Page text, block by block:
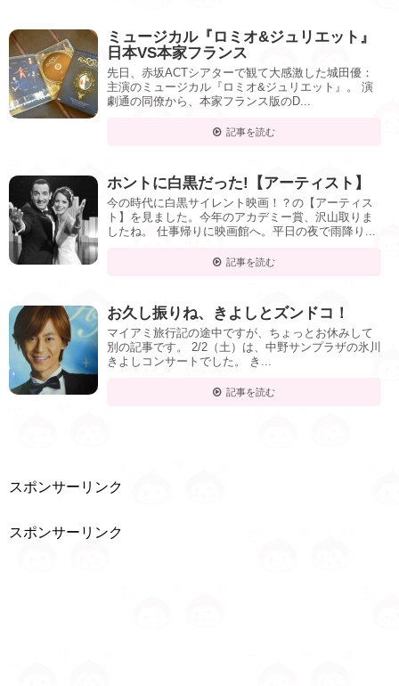
ミュージカル『ロミオ&ジュリエット』
日本VS本家フランス
先日、赤坂ACTシアターで観て大感激した城田優：
主演のミュージカル『ロミオ&ジュリエット』。 演
劇通の同僚から、本家フランス版のD...
記事を読む
ホントに白黒だった!【アーティスト】
今の時代に白黒サイレント映画！？の【アーティス
ト】を見ました。今年のアカデミー賞、沢山取りま
したね。 仕事帰りに映画館へ。平日の夜で雨降り...
記事を読む
お久し振りね、きよしとズンドコ！
マイアミ旅行記の途中ですが、ちょっとお休みして
別の記事です。 2/2（土）は、中野サンプラザの氷川
きよしコンサートでした。 き...
記事を読む
スポンサーリンク
スポンサーリンク